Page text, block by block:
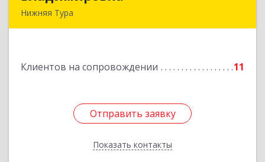
Нижняя Тура
Клиентов на сопровождении 11
Отправить заявку
Показать контакты
Подробнее
Отправить заявку
Назад